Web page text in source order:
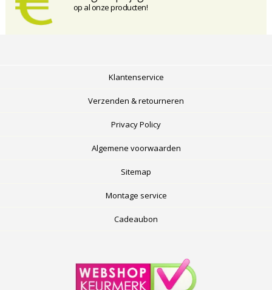
op al onze producten!
Klantenservice
Verzenden & retourneren
Privacy Policy
Algemene voorwaarden
Sitemap
Montage service
Cadeaubon